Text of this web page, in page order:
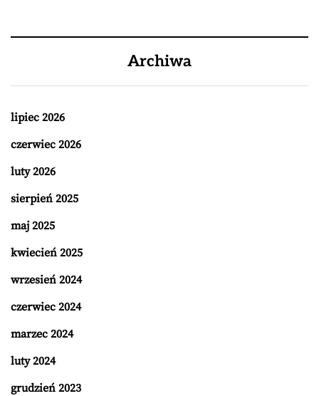
Archiwa
lipiec 2026
czerwiec 2026
luty 2026
sierpień 2025
maj 2025
kwiecień 2025
wrzesień 2024
czerwiec 2024
marzec 2024
luty 2024
grudzień 2023